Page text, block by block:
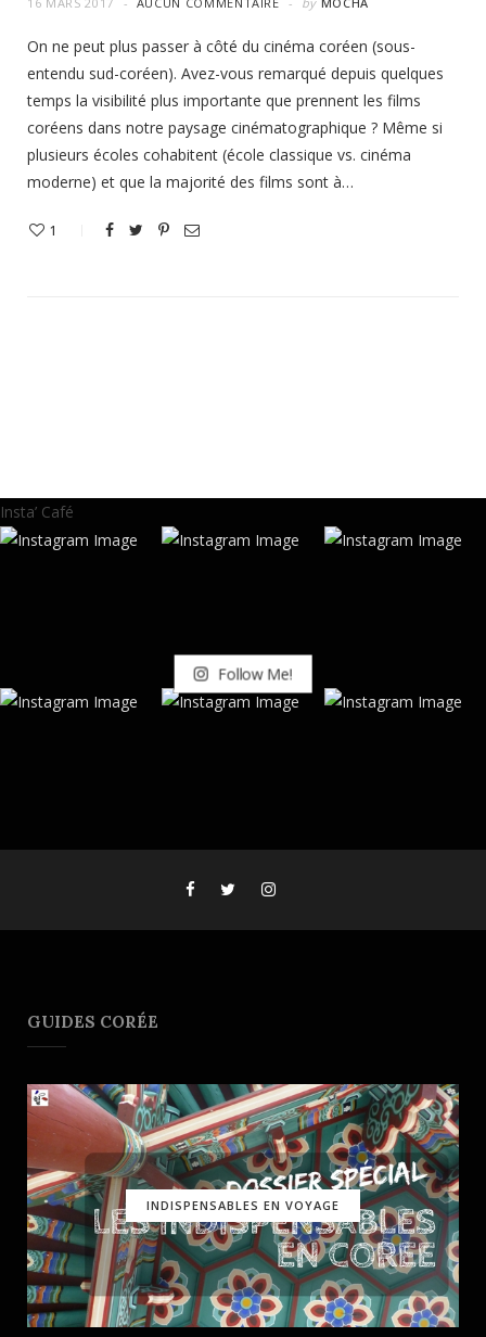
On ne peut plus passer à côté du cinéma coréen (sous-
entendu sud-coréen). Avez-vous remarqué depuis quelques
temps la visibilité plus importante que prennent les films
coréens dans notre paysage cinématographique ? Même si
plusieurs écoles cohabitent (école classique vs. cinéma
moderne) et que la majorité des films sont à…
1
Insta’ Café
Follow Me!
GUIDES CORÉE
INDISPENSABLES EN VOYAGE